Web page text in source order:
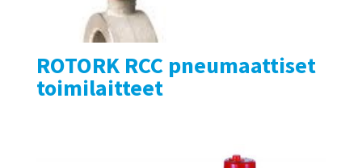
ROTORK RCC pneumaattiset
toimilaitteet